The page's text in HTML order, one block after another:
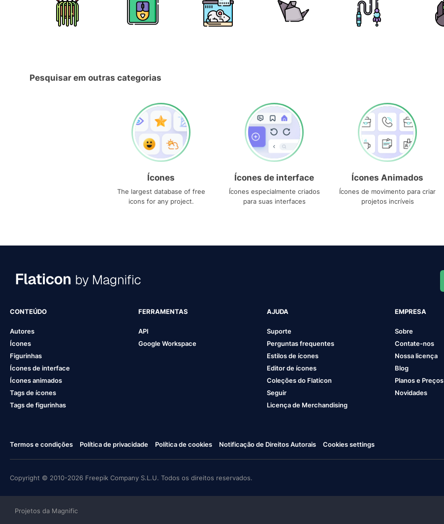
Pesquisar em outras categorias
Ícones
The largest database of free
icons for any project.
Ícones de interface
Ícones especialmente criados
para suas interfaces
Ícones Animados
Ícones de movimento para criar
projetos incríveis
CONTEÚDO
Autores
Ícones
Figurinhas
Ícones de interface
Ícones animados
Tags de ícones
Tags de figurinhas
FERRAMENTAS
API
Google Workspace
AJUDA
Suporte
Perguntas frequentes
Estilos de ícones
Editor de ícones
Coleções do Flaticon
Seguir
Licença de Merchandising
EMPRESA
Sobre
Contate-nos
Nossa licença
Blog
Planos e Preços
Novidades
Termos e condições Política de privacidade Política de cookies Notificação de Direitos Autorais Cookies settings
Copyright © 2010-2026 Freepik Company S.L.U. Todos os direitos reservados.
Projetos da Magnific